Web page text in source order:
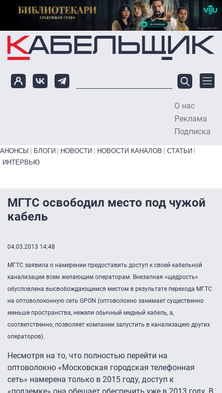
Перейти к основному содержанию
О нас
Реклама
Подписка
Primary links bottom
АНОНСЫ БЛОГИ НОВОСТИ НОВОСТИ КАНАЛОВ
СТАТЬИ
ИНТЕРВЬЮ
МГТС освободил место под чужой
кабель
04.03.2013 14:48
МГТС заявила о намерении предоставить доступ к своей кабельной
канализации всем желающим операторам. Внезапная «щедрость»
обусловлена высвобождающимся местом в результате перехода МГТС
на оптоволоконную сеть GPON (оптоволокно занимает существенно
меньше пространства, нежели обычный медный кабель, а,
соответственно, позволяет компании запустить в канализацию других
операторов).
Несмотря на то, что полностью перейти на
оптоволокно «Московская городская телефонная
сеть» намерена только в 2015 году, доступ к